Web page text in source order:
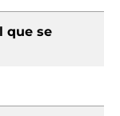
que se